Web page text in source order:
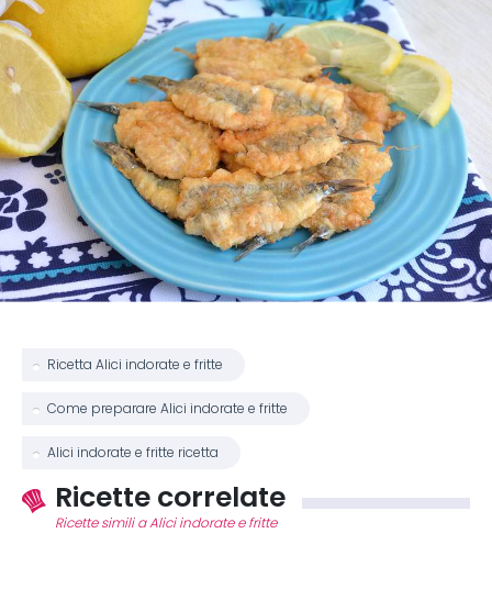
Ricetta Alici indorate e fritte
Come preparare Alici indorate e fritte
Alici indorate e fritte ricetta
Ricette correlate
Ricette simili a Alici indorate e fritte